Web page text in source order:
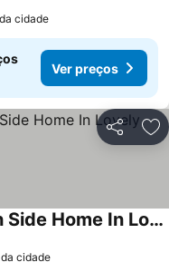
cidade
Ver preços
Partilhar
Depper St Charming Beach Side Home In Lovely Location
cidade